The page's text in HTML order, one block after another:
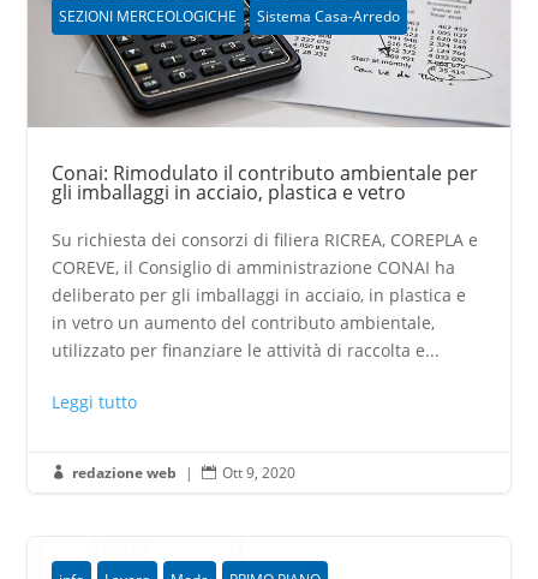
SEZIONI MERCEOLOGICHE Sistema Casa-Arredo
Conai: Rimodulato il contributo ambientale per
gli imballaggi in acciaio, plastica e vetro
Su richiesta dei consorzi di filiera RICREA, COREPLA e
COREVE, il Consiglio di amministrazione CONAI ha
deliberato per gli imballaggi in acciaio, in plastica e
in vetro un aumento del contributo ambientale,
utilizzato per finanziare le attività di raccolta e...
Leggi tutto
 redazione web |  Ott 9, 2020